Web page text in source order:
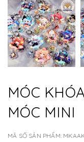
MÓC
MÓC MINI
MÃ SỐ SẢN PHẨM: